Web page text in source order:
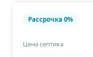
Рассрочка 0%
Цена септика